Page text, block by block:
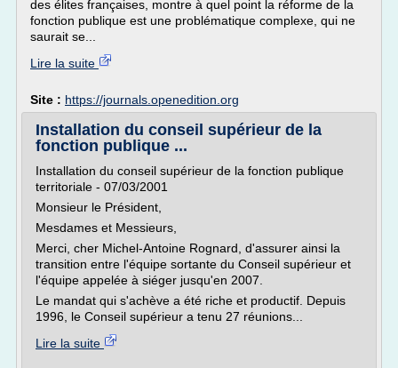
des élites françaises, montre à quel point la réforme de la
fonction publique est une problématique complexe, qui ne
saurait se...
Lire la suite
Site : https://journals.openedition.org
Installation du conseil supérieur de la
fonction publique ...
Installation du conseil supérieur de la fonction publique
territoriale - 07/03/2001
Monsieur le Président,
Mesdames et Messieurs,
Merci, cher Michel-Antoine Rognard, d'assurer ainsi la
transition entre l'équipe sortante du Conseil supérieur et
l'équipe appelée à siéger jusqu'en 2007.
Le mandat qui s'achève a été riche et productif. Depuis
1996, le Conseil supérieur a tenu 27 réunions...
Lire la suite